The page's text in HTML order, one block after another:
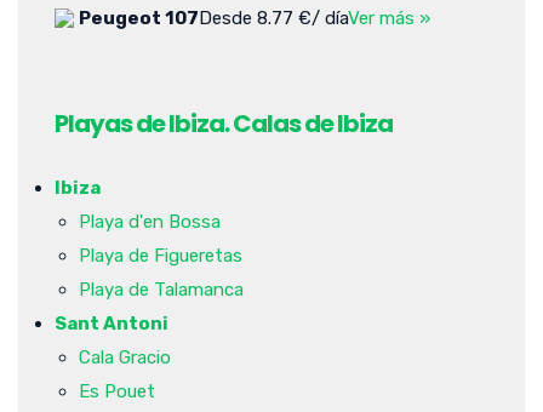
Peugeot 107Desde 8.77 €/ díaVer más »
Playas de Ibiza. Calas de Ibiza
Ibiza
Playa d'en Bossa
Playa de Figueretas
Playa de Talamanca
Sant Antoni
Cala Gracio
Es Pouet